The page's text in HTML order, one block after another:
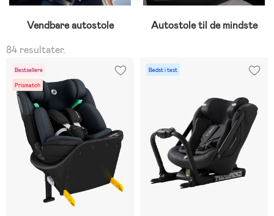
Vendbare autostole
Autostole til de mindste
84 resultater.
Bestsellere
Prismatch
Bedst i test